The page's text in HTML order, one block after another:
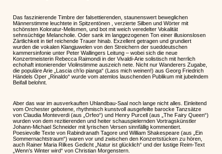
Das faszinierende Timbre der falsettierenden, staunenswert beweglichen
Männerstimme leuchtete in Spitzentönen , verzierte Silben und Wörter mit
schönsten Koloratur-Melismen, und bot mit weich veredelter Vokalität
sehnsüchtige Melancholie. Oder sank im langgezogenen Ton einer illusionslosen
Zärtlichkeit in tief reichende Trauer hinab. Exzellent getragen und grundiert
wurden die vokalen Klangjuwelen von den Streichern der sueddeutschen
kammersinfonie unter Peter Wallingers Leitung – wobei sich die neue
Konzertmeisterin Rebecca Raimondi in der Vivaldi-Arie solistisch mit herrlich
echohaft intonierender Violinstimme auszeich­ nete. Nicht nur Wanderers Zugabe,
die populäre Arie „Lascia ch’io pianga“ (Lass mich weinen!) aus Georg Friedrich
Händels Oper „Rinaldo“ wurde vom atemlos lauschenden Publikum mit jubelndem
Beifall belohnt.
Aber das war im ausverkauften Uhlandbau-Saal noch lange nicht alles. Einleitend
vom Orchester gebotene, rhythmisch kunstvoll ausgefeilte barocke Tanzsätze
von Claudia Monteverdi (aus „Orfeo“) und Henry Purcell (aus „The Fairy Queen“)
wurden von dem rezitierenden und heiter schauspielernden Vortragskünstler
Johann-Michael Schneider mit lyrischen Versen sinnfällig kommentiert.
Poesievolle Texte von Rabindranath Tagore und William Shakespeare (aus „Ein
Sommernachtstraum“) waren vor und zwischen den Konzertstücken zu hören,
auch Rainer Maria Rilkes Gedicht „Natur ist glücklich“ und der lustige Reim-Text
„Wenn’s Winter wird“ von Christian Morgenstern.